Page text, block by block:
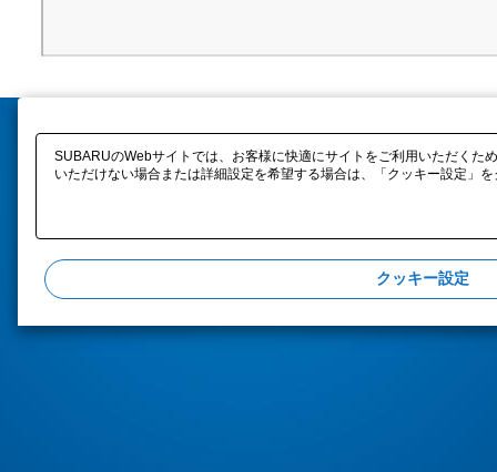
SUBARUのWebサイトでは、お客様に快適にサイトをご利用いただくた
いただけない場合または詳細設定を希望する場合は、「クッキー設定」
クッキー設定